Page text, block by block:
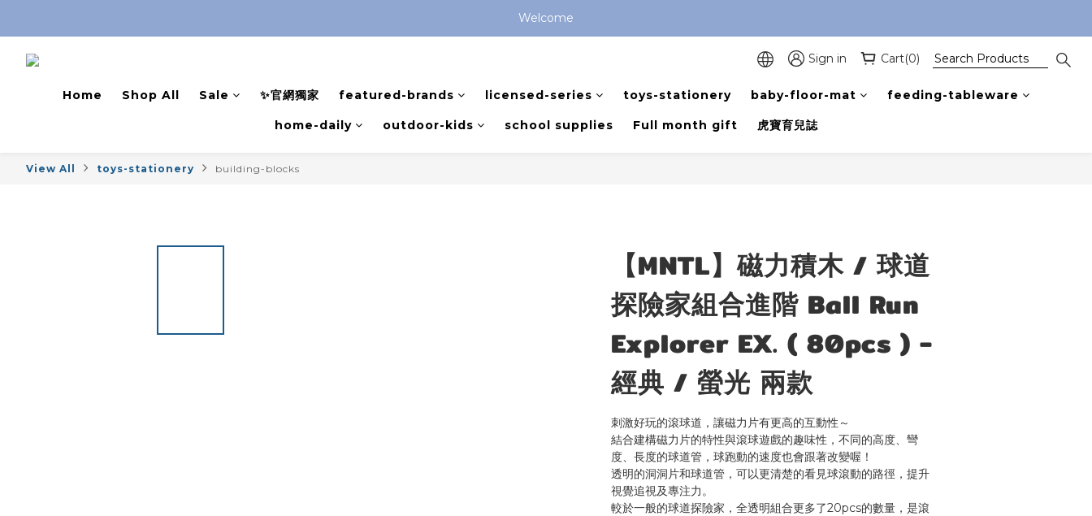
全館滿 $799 免運費 (僅提供台灣本島區域，外島地區請洽客服)
Welcome
Sign in Cart(0)
Home Shop All Sale ✨官網獨家 featured-brands licensed-series toys-stationery baby-floor-mat feeding-tableware
home-daily outdoor-kids school supplies Full month gift 虎寶育兒誌
View All toys-stationery building-blocks
【MNTL】磁力積木 / 球道
探險家組合進階 Ball Run
Explorer EX. ( 80pcs ) -
經典 / 螢光 兩款
刺激好玩的滾球道，讓磁力片有更高的互動性～
結合建構磁力片的特性與滾球遊戲的趣味性，不同的高度、彎
度、長度的球道管，球跑動的速度也會跟著改變喔！
透明的洞洞片和球道管，可以更清楚的看見球滾動的路徑，提升
視覺追視及專注力。
較於一般的球道探險家，全透明組合更多了20pcs的數量，是滾